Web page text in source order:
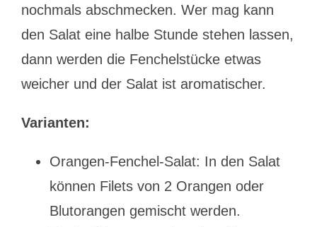
nochmals abschmecken. Wer mag kann
den Salat eine halbe Stunde stehen lassen,
dann werden die Fenchelstücke etwas
weicher und der Salat ist aromatischer.
Varianten:
Orangen-Fenchel-Salat: In den Salat
können Filets von 2 Orangen oder
Blutorangen gemischt werden.